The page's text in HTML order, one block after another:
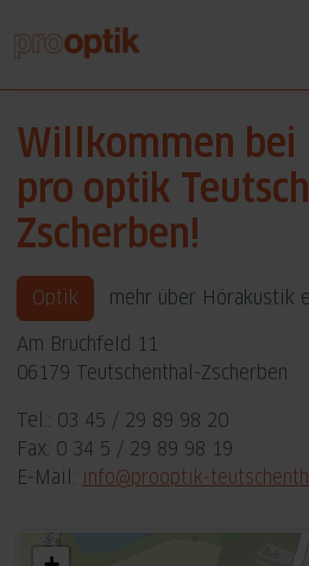
Willkommen bei
pro optik
Zscherben!
Optik
mehr über Hörakustik
Am Bruchfeld 11
06179 Teutschenthal-Zscherben
Tel.: 03 45 / 29 89 98 20
Fax: 0 34 5 / 29 89 98 19
E-Mail: info@prooptik-